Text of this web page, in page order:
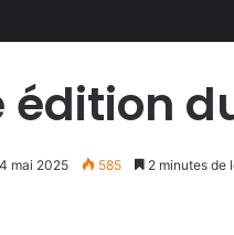
mai 2025 585 2 minutes de